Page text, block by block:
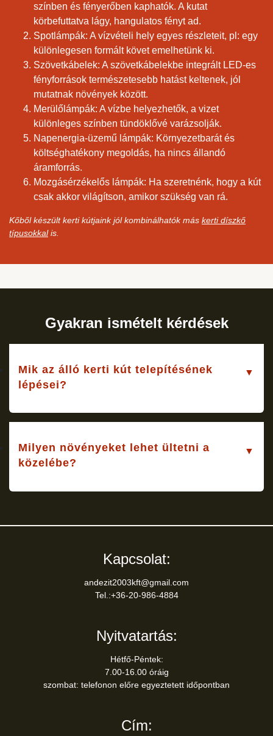
színben és fényerőben kaphatók. A kutat
körbefuttatva lágy, hangulatos fényt ad.
Spotlámpák: A vízvételi hely egyes részleteit, pl: egy
különlegesen formált követ emelhetünk ki.
Szövetkábelek: A szövetkábelekbe integrált LED-es
fényforrások természetesebb hatást keltenek, jól
mutatnak növények között.
Merülőlámpák: A vízbe helyezhetők, a vizet
különleges színben tündöklővé varázsolják.
Napenergia-üzemű lámpák: Környezetbarát és
költséghatékony megoldás, ha nincs állandó
áramforrás.
Mozgásérzékelős lámpák: Ha szeretnénk, hogy a kút
csak akkor világítson, amikor szükség van rá.
Kőből készült kerti kútjaink jól kombinálhatók más kerti díszkő
típusokkalis.
Gyakran ismételt kérdések
Mik az álló kerti kút telepítésének
lépései?
Milyen növényeket lehet ültetni a
közelébe?
Kapcsolat:
andezit2003kft@gmail.com
Tel.:+36-20-986-4884
Nyitvatartás:
Hétfő-Péntek:
7.00-16.00 óráig
szombat: telefonon előre egyeztetett időpontban
Cím: